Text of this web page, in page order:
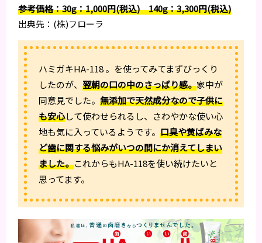
参考価格：30g：1,000円(税込) 140g：3,300円(税込)
出典先：(株)フローラ
ハミガキHA-118 。を使ってみてまずびっくり
したのが、翌朝の口の中のさっぱり感。家中が
同意見でした。無添加で天然成分なので子供に
も安心して使わせられるし、さわやかな使い心
地も気に入っているようです。口臭や黄ばみな
ど歯に関する悩みがいつの間にか消えてしまい
ました。これからもHA-118を使い続けたいと
思ってます。